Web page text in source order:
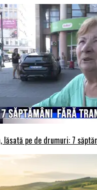
lăsată pe de drumuri: 7